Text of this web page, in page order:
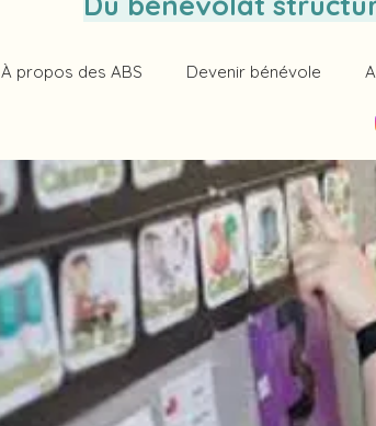
À propos des ABS Devenir bénévole